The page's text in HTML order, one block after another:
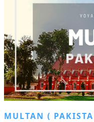
MULTAN (